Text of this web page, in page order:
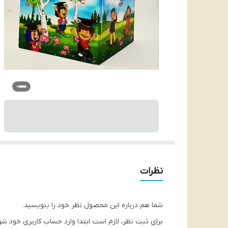
نظرات
شما هم درباره این محصول نظر خود را بنویسید.
برای ثبت نظر، لازم است ابتدا وارد حساب کاربری خود